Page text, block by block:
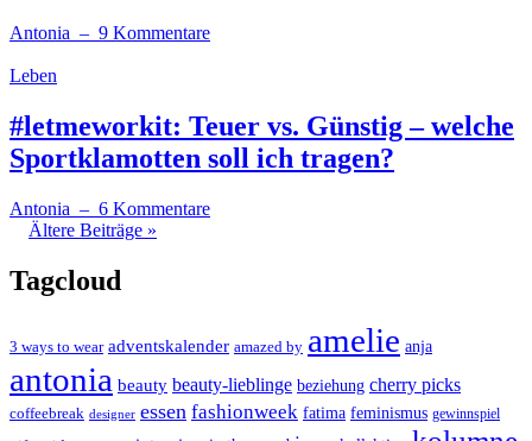
Antonia – 9 Kommentare
Leben
#letmeworkit: Teuer vs. Günstig – welche
Sportklamotten soll ich tragen?
Antonia – 6 Kommentare
Ältere Beiträge »
Tagcloud
3 ways to wear adventskalender amazed by amelie anja
antonia beauty beauty-lieblinge beziehung cherry picks
coffeebreak designer essen fashionweek fatima feminismus gewinnspiel